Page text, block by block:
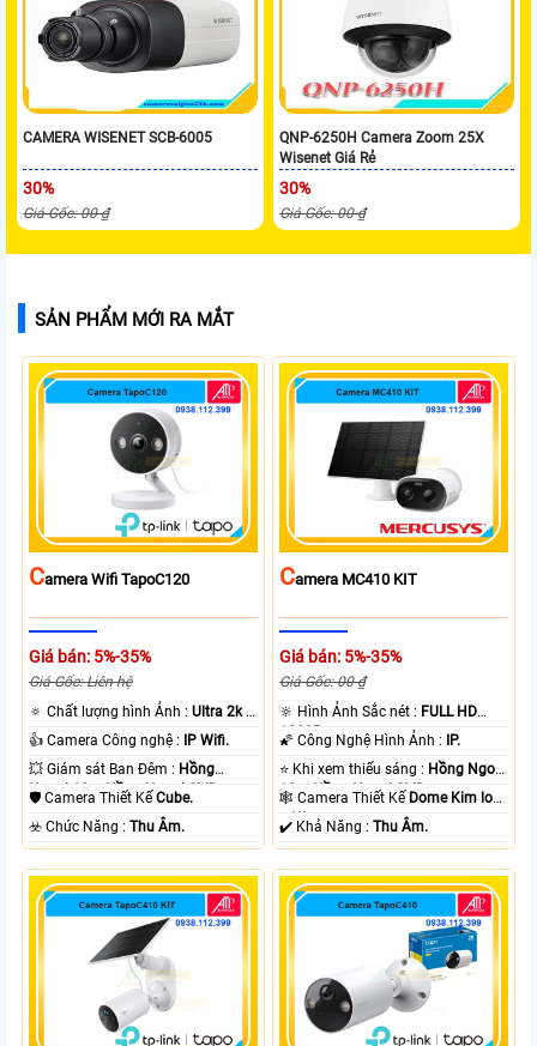
CAMERA WISENET SCB-6005
30%
Giá Gốc: 00 ₫
QNP-6250H Camera Zoom 25X
Wisenet Giá Rẻ
30%
Giá Gốc: 00 ₫
SẢN PHẨM MỚI RA MẮT
CAmera Wifi TapoC120
Giá bán: 5%-35%
Giá Gốc: Liên hệ
🔅 Chất lượng hình Ảnh :Ultra 2k +
.
👍 Camera Công nghệ :
IP Wifi.
💥 Giám sát Ban Đêm : Hồng
Ngoại 10m Hồng Ngoại SMD.
🛡 Camera Thiết KếCube.
️☣️ Chức Năng :Thu Âm.
CAmera MC410 KIT
Giá bán: 5%-35%
Giá Gốc: 00 ₫
🔆 Hình Ảnh Sắc nét : FULL HD
1080P .
🌠 Công Nghệ Hình Ảnh :
IP.
⭐ Khi xem thiếu sáng : Hồng Ngoại
10m Hồng Ngoại SMD.
🕸️ Camera Thiết Kế Dome Kim loại
+ Nhựa.
️✔️ Khả Năng :Thu Âm.